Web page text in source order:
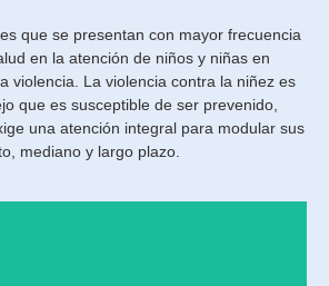
que se presentan con mayor frecuencia
en la atención de niños y niñas en
violencia. La violencia contra la niñez es
que es susceptible de ser prevenido,
una atención integral para modular sus
mediano y largo plazo.